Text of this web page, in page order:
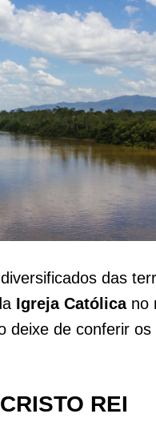
das
Igreja Católicano
deixe de conferir os
REI